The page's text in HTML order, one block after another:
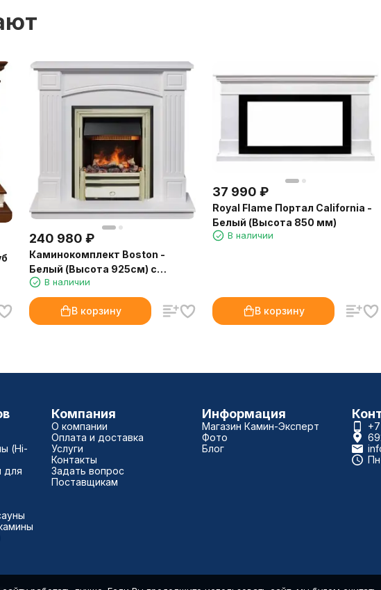
240 980 ₽
Каминокомплект Boston -
Белый (Высота 925см) с
очагом Cavendish
В наличии
В корзину
37 990 ₽
Royal Flame Портал California -
Белый (Высота 850 мм)
В наличии
В корзину
(Hi-
для
Компания
О компании
Оплата и доставка
Услуги
Контакты
Задать вопрос
Поставщикам
Информация
Магазин Камин-Эксперт
Фото
Блог